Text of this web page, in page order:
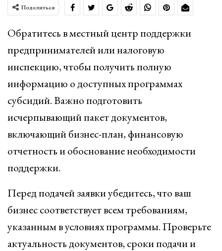
Поделиться
Обратитесь в местный центр поддержки
предпринимателей или налоговую
инспекцию, чтобы получить полную
информацию о доступных программах
субсидий. Важно подготовить
исчерпывающий пакет документов,
включающий бизнес-план, финансовую
отчетность и обоснование необходимости
поддержки.
Перед подачей заявки убедитесь, что ваш
бизнес соответствует всем требованиям,
указанным в условиях программы. Проверьте
актуальность документов, сроки подачи и